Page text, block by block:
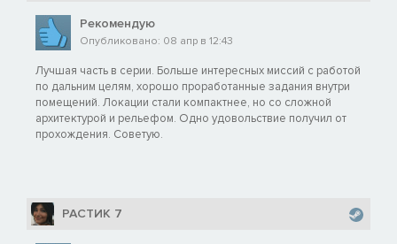
Рекомендую
Опубликовано: 08 апр в 12:43
Лучшая часть в серии. Больше интересных миссий с работой
по дальним целям, хорошо проработанные задания внутри
помещений. Локации стали компактнее, но со сложной
архитектурой и рельефом. Одно удовольствие получил от
прохождения. Советую.
РАСТИК 7